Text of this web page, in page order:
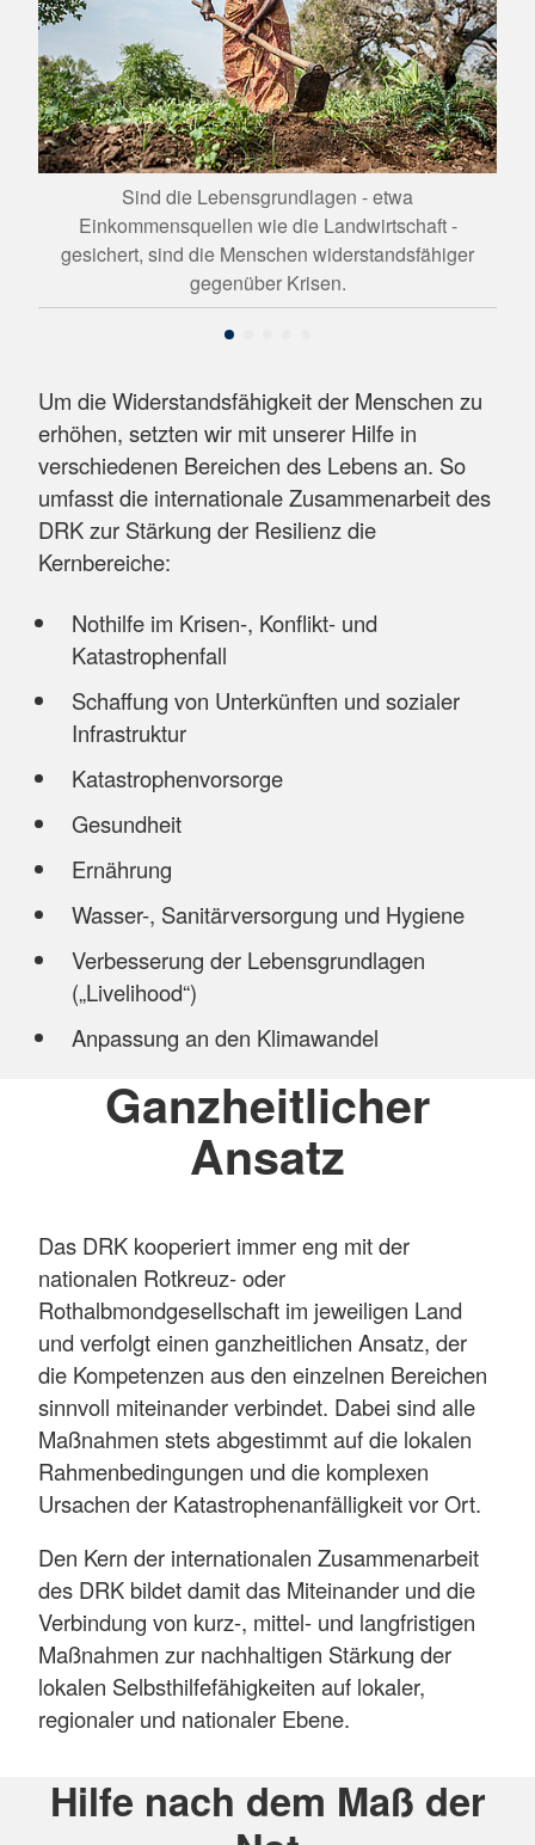
Sind die Lebensgrundlagen - etwa
Einkommensquellen wie die Landwirtschaft -
gesichert, sind die Menschen widerstandsfähiger
gegenüber Krisen.
Um die Widerstandsfähigkeit der Menschen zu
erhöhen, setzten wir mit unserer Hilfe in
verschiedenen Bereichen des Lebens an. So
umfasst die internationale Zusammenarbeit des
DRK zur Stärkung der Resilienz die
Kernbereiche:
Nothilfe im Krisen-, Konflikt- und
Katastrophenfall
Schaffung von Unterkünften und sozialer
Infrastruktur
Katastrophenvorsorge
Gesundheit
Ernährung
Wasser-, Sanitärversorgung und Hygiene
Verbesserung der Lebensgrundlagen
(„Livelihood“)
Anpassung an den Klimawandel
Ganzheitlicher
Ansatz
Das DRK kooperiert immer eng mit der
nationalen Rotkreuz- oder
Rothalbmondgesellschaft im jeweiligen Land
und verfolgt einen ganzheitlichen Ansatz, der
die Kompetenzen aus den einzelnen Bereichen
sinnvoll miteinander verbindet. Dabei sind alle
Maßnahmen stets abgestimmt auf die lokalen
Rahmenbedingungen und die komplexen
Ursachen der Katastrophenanfälligkeit vor Ort.
Den Kern der internationalen Zusammenarbeit
des DRK bildet damit das Miteinander und die
Verbindung von kurz-, mittel- und langfristigen
Maßnahmen zur nachhaltigen Stärkung der
lokalen Selbsthilfefähigkeiten auf lokaler,
regionaler und nationaler Ebene.
Hilfe nach dem Maß der